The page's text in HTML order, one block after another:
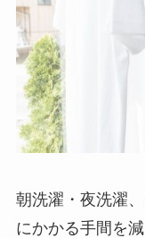
朝洗濯・夜洗濯
にかかる手間を